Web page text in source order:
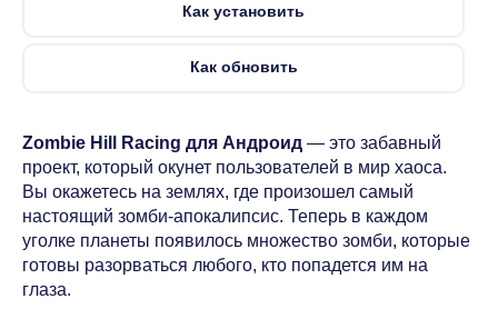
Как установить
Как обновить
Zombie Hill Racing для Андроид — это забавный
проект, который окунет пользователей в мир хаоса.
Вы окажетесь на землях, где произошел самый
настоящий зомби-апокалипсис. Теперь в каждом
уголке планеты появилось множество зомби, которые
готовы разорваться любого, кто попадется им на
глаза.